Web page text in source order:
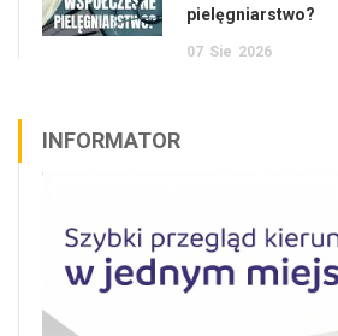
pielęgniarstwo?
07 Sie 2026
INFORMATOR